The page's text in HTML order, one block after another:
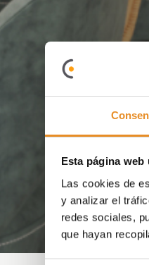
Esta página web
Las cookies de
y analizar el
redes sociales,
que hayan